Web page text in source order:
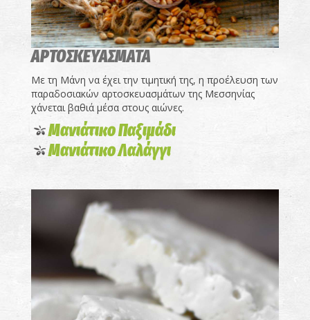
ΑΡΤΟΣΚΕΥΑΣΜΑΤΑ
Με τη Μάνη να έχει την τιμητική της, η προέλευση των
παραδοσιακών αρτοσκευασμάτων της Μεσσηνίας
χάνεται βαθιά μέσα στους αιώνες.
Μανιάτικο Παξιμάδι
Μανιάτικο Λαλάγγι